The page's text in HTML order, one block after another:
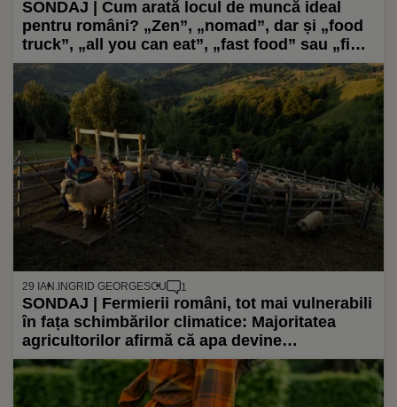
SONDAJ | Cum arată locul de muncă ideal
pentru români? „Zen”, „nomad”, dar și „food
truck”, „all you can eat”, „fast food” sau „fine
dining”
29 IAN. INGRID GEORGESCU 1
SONDAJ | Fermierii români, tot mai vulnerabili
în fața schimbărilor climatice: Majoritatea
agricultorilor afirmă că apa devine
problematică, că numărul insectelor
polenizatoare este în descreștere, iar ploile au
devenit foarte acide și dăunătoare